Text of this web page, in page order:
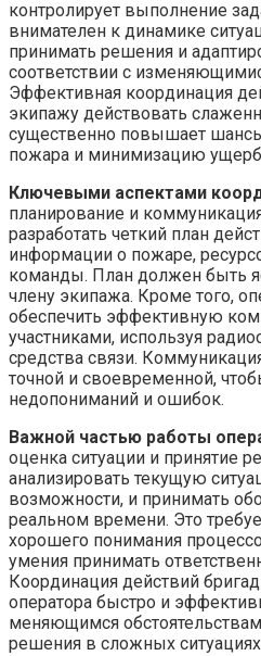
контролирует выполнение
внимателен к динамике
принимать решения и
соответствии с
Эффективная координация
экипажу действовать
существенно повышает
пожара и минимизацию
Ключевыми аспектами
планирование и
разработать четкий план
информации о пожаре,
команды. План должен быть
члену экипажа. Кроме того,
обеспечить эффективную
участниками, используя
средства связи.
точной и своевременной,
недопониманий и ошибок.
Важной частью работы
оценка ситуации и принятие
анализировать текущую
возможности, и принимать
реальном времени. Это
хорошего понимания
умения принимать
Координация действий
оператора быстро и
меняющимся
решения в сложных